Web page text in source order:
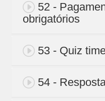
52 -
obrigatórios
53 - Quiz
54 -